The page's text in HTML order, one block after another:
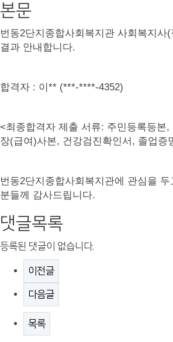
본문
번동2단지종합사회복지관 사회복지사
결과 안내합니다.
합격자 : 이** (***-****-4352)
<최종합격자 제출 서류: 주민등록등본,
장(급여)사본, 건강검진확인서 , 졸업증
번동2단지종합사회복지관에 관심을
분들께 감사드립니다.
댓글목록
등록된 댓글이 없습니다.
이전글
다음글
목록